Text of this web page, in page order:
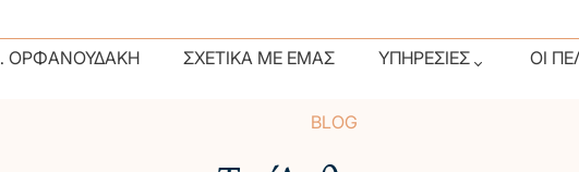
ΟΡΦΑΝΟΥΔΆΚΗ ΣΧΕΤΙΚΆ ΜΕ ΕΜΆΣ ΥΠΗΡΕΣΊΕΣ ΟΙ
Δίκαιο Ακινήτων
BLOG